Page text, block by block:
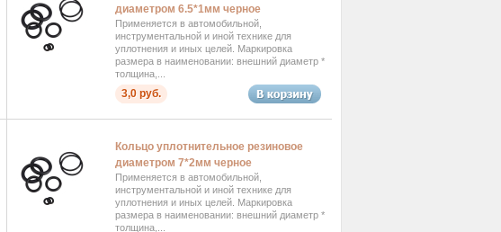
диаметром 6.5*1мм черное
Применяется в автомобильной,
инструментальной и иной технике для
уплотнения и иных целей. Маркировка
размера в наименовании: внешний диаметр *
толщина,...
3,0 руб.
Кольцо уплотнительное резиновое
диаметром 7*2мм черное
Применяется в автомобильной,
инструментальной и иной технике для
уплотнения и иных целей. Маркировка
размера в наименовании: внешний диаметр *
толщина,...